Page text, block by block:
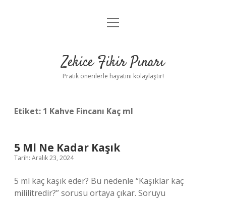
Anasayfa
Yasal Uyarı
menüyü
Zekice Fikir Pınarı
Pratik önerilerle hayatını kolaylaştır!
Etiket: 1 Kahve Fincanı Kaç ml
5 Ml Ne Kadar Kaşık
Tarih: Aralık 23, 2024
5 ml kaç kaşık eder? Bu nedenle “Kaşıklar kaç
mililitredir?” sorusu ortaya çıkar. Soruyu